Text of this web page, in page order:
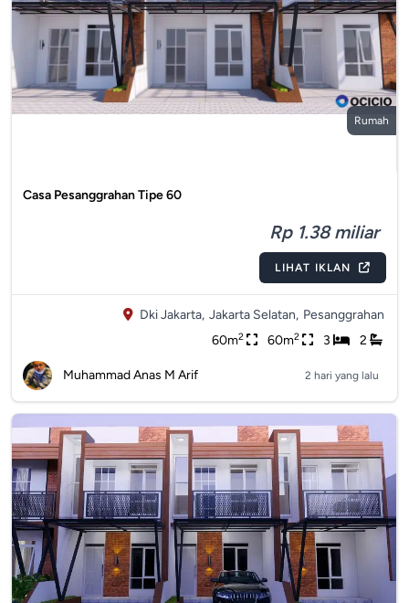
Rumah
Casa Pesanggrahan Tipe 60
Rp 1.38 miliar
LIHAT IKLAN
Dki Jakarta, Jakarta Selatan, Pesanggrahan
60m2 60m2 3 2
Muhammad Anas M Arif 2 hari yang lalu